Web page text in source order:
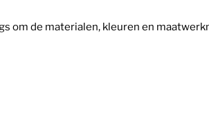
om de materialen, kleuren en